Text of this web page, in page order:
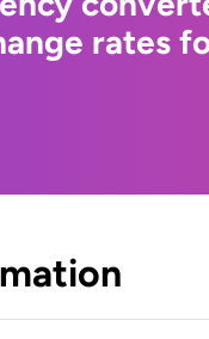
rates